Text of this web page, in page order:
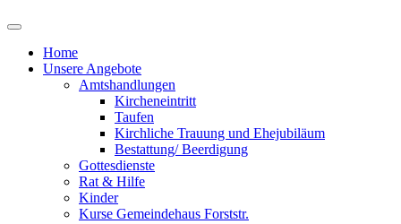
Home
Unsere Angebote
Amtshandlungen
Kircheneintritt
Taufen
Kirchliche Trauung und Ehejubiläum
Bestattung/ Beerdigung
Gottesdienste
Rat & Hilfe
Kinder
Kurse Gemeindehaus Forststr.